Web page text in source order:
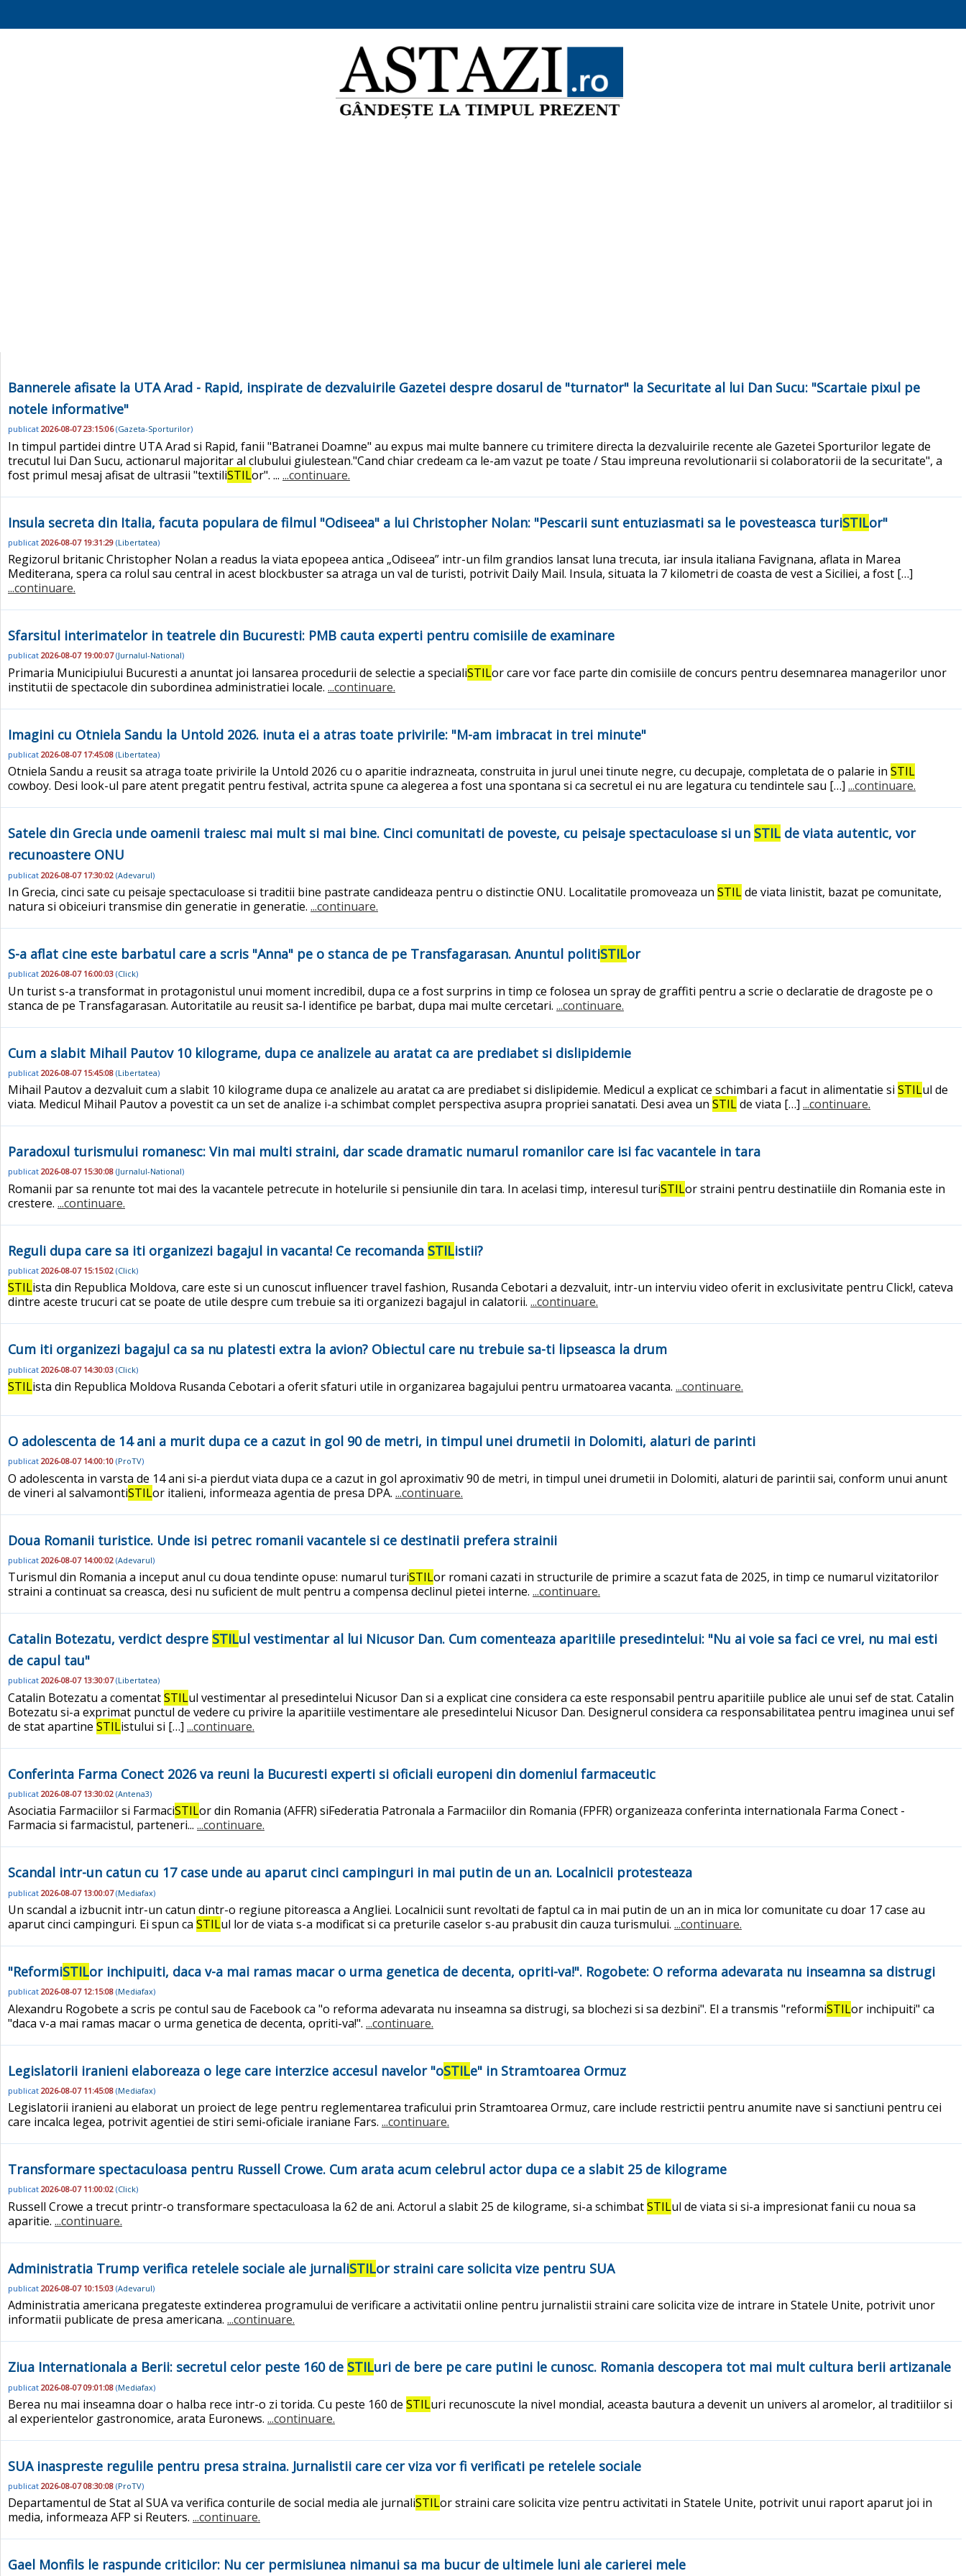
Bannerele afisate la UTA Arad - Rapid, inspirate de dezvaluirile Gazetei despre dosarul de "turnator" la Securitate al lui Dan Sucu: "Scartaie pixul pe
notele informative"
publicat 2026-08-07 23:15:06(Gazeta-Sporturilor)
In timpul partidei dintre UTA Arad si Rapid, fanii "Batranei Doamne" au expus mai multe bannere cu trimitere directa la dezvaluirile recente ale Gazetei Sporturilor legate de
trecutul lui Dan Sucu, actionarul majoritar al clubului giulestean."Cand chiar credeam ca le-am vazut pe toate / Stau impreuna revolutionarii si colaboratorii de la securitate", a
fost primul mesaj afisat de ultrasii "textiliSTILor". ... ...continuare.
Insula secreta din Italia, facuta populara de filmul "Odiseea" a lui Christopher Nolan: "Pescarii sunt entuziasmati sa le povesteasca turiSTILor"
publicat 2026-08-07 19:31:29 (Libertatea)
Regizorul britanic Christopher Nolan a readus la viata epopeea antica „Odiseea” intr-un film grandios lansat luna trecuta, iar insula italiana Favignana, aflata in Marea
Mediterana, spera ca rolul sau central in acest blockbuster sa atraga un val de turisti, potrivit Daily Mail. Insula, situata la 7 kilometri de coasta de vest a Siciliei, a fost […]
...continuare.
Sfarsitul interimatelor in teatrele din Bucuresti: PMB cauta experti pentru comisiile de examinare
publicat 2026-08-07 19:00:07(Jurnalul-National)
Primaria Municipiului Bucuresti a anuntat joi lansarea procedurii de selectie a specialiSTILor care vor face parte din comisiile de concurs pentru desemnarea managerilor unor
institutii de spectacole din subordinea administratiei locale. ...continuare.
Imagini cu Otniela Sandu la Untold 2026. inuta ei a atras toate privirile: "M-am imbracat in trei minute"
publicat 2026-08-07 17:45:08 (Libertatea)
Otniela Sandu a reusit sa atraga toate privirile la Untold 2026 cu o aparitie indrazneata, construita in jurul unei tinute negre, cu decupaje, completata de o palarie in STIL
cowboy. Desi look-ul pare atent pregatit pentru festival, actrita spune ca alegerea a fost una spontana si ca secretul ei nu are legatura cu tendintele sau […] ...continuare.
Satele din Grecia unde oamenii traiesc mai mult si mai bine. Cinci comunitati de poveste, cu peisaje spectaculoase si un STIL de viata autentic, vor
recunoastere ONU
publicat 2026-08-07 17:30:02 (Adevarul)
In Grecia, cinci sate cu peisaje spectaculoase si traditii bine pastrate candideaza pentru o distinctie ONU. Localitatile promoveaza un STILde viata linistit, bazat pe comunitate,
natura si obiceiuri transmise din generatie in generatie. ...continuare.
S-a aflat cine este barbatul care a scris "Anna" pe o stanca de pe Transfagarasan. Anuntul politiSTILor
publicat 2026-08-07 16:00:03 (Click)
Un turist s-a transformat in protagonistul unui moment incredibil, dupa ce a fost surprins in timp ce folosea un spray de graffiti pentru a scrie o declaratie de dragoste pe o
stanca de pe Transfagarasan. Autoritatile au reusit sa-l identifice pe barbat, dupa mai multe cercetari. ...continuare.
Cum a slabit Mihail Pautov 10 kilograme, dupa ce analizele au aratat ca are prediabet si dislipidemie
publicat 2026-08-07 15:45:08 (Libertatea)
Mihail Pautov a dezvaluit cum a slabit 10 kilograme dupa ce analizele au aratat ca are prediabet si dislipidemie. Medicul a explicat ce schimbari a facut in alimentatie si STILul de
viata. Medicul Mihail Pautov a povestit ca un set de analize i-a schimbat complet perspectiva asupra propriei sanatati. Desi avea un STILde viata […] ...continuare.
Paradoxul turismului romanesc: Vin mai multi straini, dar scade dramatic numarul romanilor care isi fac vacantele in tara
publicat 2026-08-07 15:30:08 (Jurnalul-National)
Romanii par sa renunte tot mai des la vacantele petrecute in hotelurile si pensiunile din tara. In acelasi timp, interesul turiSTILor straini pentru destinatiile din Romania este in
crestere. ...continuare.
Reguli dupa care sa iti organizezi bagajul in vacanta! Ce recomanda STIListii?
publicat 2026-08-07 15:15:02 (Click)
STILista din Republica Moldova, care este si un cunoscut influencer travel fashion, Rusanda Cebotari a dezvaluit, intr-un interviu video oferit in exclusivitate pentru Click!, cateva
dintre aceste trucuri cat se poate de utile despre cum trebuie sa iti organizezi bagajul in calatorii. ...continuare.
Cum iti organizezi bagajul ca sa nu platesti extra la avion? Obiectul care nu trebuie sa-ti lipseasca la drum
publicat 2026-08-07 14:30:03 (Click)
STILista din Republica Moldova Rusanda Cebotari a oferit sfaturi utile in organizarea bagajului pentru urmatoarea vacanta. ...continuare.
O adolescenta de 14 ani a murit dupa ce a cazut in gol 90 de metri, in timpul unei drumetii in Dolomiti, alaturi de parinti
publicat 2026-08-07 14:00:10 (ProTV)
O adolescenta in varsta de 14 ani si-a pierdut viata dupa ce a cazut in gol aproximativ 90 de metri, in timpul unei drumetii in Dolomiti, alaturi de parintii sai, conform unui anunt
de vineri al salvamontiSTILor italieni, informeaza agentia de presa DPA. ...continuare.
Doua Romanii turistice. Unde isi petrec romanii vacantele si ce destinatii prefera strainii
publicat 2026-08-07 14:00:02 (Adevarul)
Turismul din Romania a inceput anul cu doua tendinte opuse: numarul turiSTILor romani cazati in structurile de primire a scazut fata de 2025, in timp ce numarul vizitatorilor
straini a continuat sa creasca, desi nu suficient de mult pentru a compensa declinul pietei interne. ...continuare.
Catalin Botezatu, verdict despre STILul vestimentar al lui Nicusor Dan. Cum comenteaza aparitiile presedintelui: "Nu ai voie sa faci ce vrei, nu mai esti
de capul tau"
publicat 2026-08-07 13:30:07(Libertatea)
Catalin Botezatu a comentatSTILul vestimentar al presedintelui Nicusor Dan si a explicat cine considera ca este responsabil pentru aparitiile publice ale unui sef de stat. Catalin
Botezatu si-a exprimat punctul de vedere cu privire la aparitiile vestimentare ale presedintelui Nicusor Dan. Designerul considera ca responsabilitatea pentru imaginea unui sef
de stat apartine STIListului si […] ...continuare.
Conferinta Farma Conect 2026 va reuni la Bucuresti experti si oficiali europeni din domeniul farmaceutic
publicat 2026-08-07 13:30:02 (Antena3)
Asociatia Farmaciilor si FarmaciSTILor din Romania (AFFR) siFederatia Patronala a Farmaciilor din Romania (FPFR) organizeaza conferinta internationala Farma Conect -
Farmacia si farmacistul, parteneri... ...continuare.
Scandal intr-un catun cu 17 case unde au aparut cinci campinguri in mai putin de un an. Localnicii protesteaza
publicat 2026-08-07 13:00:07(Mediafax)
Un scandal a izbucnit intr-un catun dintr-o regiune pitoreasca a Angliei. Localnicii sunt revoltati de faptul ca in mai putin de un an in mica lor comunitate cu doar 17 case au
aparut cinci campinguri. Ei spun ca STILul lor de viata s-a modificat si ca preturile caselor s-au prabusit din cauza turismului. ...continuare.
"ReformiSTILor inchipuiti, daca v-a mai ramas macar o urma genetica de decenta, opriti-va!". Rogobete: O reforma adevarata nu inseamna sa distrugi
publicat 2026-08-07 12:15:08 (Mediafax)
Alexandru Rogobete a scris pe contul sau de Facebook ca "o reforma adevarata nu inseamna sa distrugi, sa blochezi si sa dezbini". El a transmis "reformiSTILor inchipuiti" ca
"daca v-a mai ramas macar o urma genetica de decenta, opriti-va!". ...continuare.
Legislatorii iranieni elaboreaza o lege care interzice accesul navelor "oSTILe" in Stramtoarea Ormuz
publicat 2026-08-07 11:45:08 (Mediafax)
Legislatorii iranieni au elaborat un proiect de lege pentru reglementarea traficului prin Stramtoarea Ormuz, care include restrictii pentru anumite nave si sanctiuni pentru cei
care incalca legea, potrivit agentiei de stiri semi-oficiale iraniane Fars. ...continuare.
Transformare spectaculoasa pentru Russell Crowe. Cum arata acum celebrul actor dupa ce a slabit 25 de kilograme
publicat 2026-08-07 11:00:02 (Click)
Russell Crowe a trecut printr-o transformare spectaculoasa la 62 de ani. Actorul a slabit 25 de kilograme, si-a schimbatSTILul de viata si si-a impresionat fanii cu noua sa
aparitie. ...continuare.
Administratia Trump verifica retelele sociale ale jurnaliSTILor straini care solicita vize pentru SUA
publicat 2026-08-07 10:15:03 (Adevarul)
Administratia americana pregateste extinderea programului de verificare a activitatii online pentru jurnalistii straini care solicita vize de intrare in Statele Unite, potrivit unor
informatii publicate de presa americana. ...continuare.
Ziua Internationala a Berii: secretul celor peste 160 de STILuri de bere pe care putini le cunosc. Romania descopera tot mai mult cultura berii artizanale
publicat 2026-08-07 09:01:08 (Mediafax)
Berea nu mai inseamna doar o halba rece intr-o zi torida. Cu peste 160 de STILuri recunoscute la nivel mondial, aceasta bautura a devenit un univers al aromelor, al traditiilor si
al experientelor gastronomice, arata Euronews. ...continuare.
SUA inaspreste regulile pentru presa straina. Jurnalistii care cer viza vor fi verificati pe retelele sociale
publicat 2026-08-07 08:30:08 (ProTV)
Departamentul de Stat al SUA va verifica conturile de social media ale jurnaliSTILor straini care solicita vize pentru activitati in Statele Unite, potrivit unui raport aparut joi in
media, informeaza AFP si Reuters. ...continuare.
Gael Monfils le raspunde criticilor: Nu cer permisiunea nimanui sa ma bucur de ultimele luni ale carierei mele